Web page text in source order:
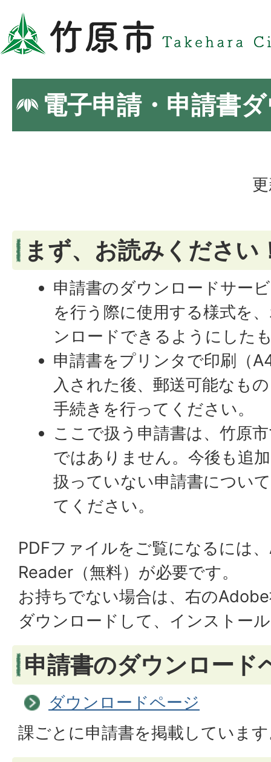
電子申請・申請書
まず、お読みください
申請書のダウンロードサー
を行う際に使用する様式を
ンロードできるようにした
申請書をプリンタで印刷（
入された後、郵送可能なも
手続きを行ってください。
ここで扱う申請書は、竹原
ではありません。今後も追
扱っていない申請書につい
てください。
PDFファイルをご覧になるには
Reader（無料）が必要です。
お持ちでない場合は、右の
ダウンロードして、インストー
申請書のダウンロード
ダウンロードページ
課ごとに申請書を掲載していま